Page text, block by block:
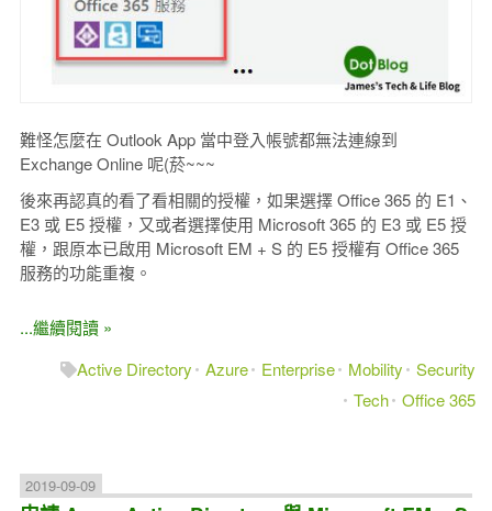
難怪怎麼在 Outlook App 當中登入帳號都無法連線到
Exchange Online 呢(菸~~~
後來再認真的看了看相關的授權，如果選擇 Office 365 的 E1、
E3 或 E5 授權，又或者選擇使用 Microsoft 365 的 E3 或 E5 授
權，跟原本已啟用 Microsoft EM + S 的 E5 授權有 Office 365
服務的功能重複。
...繼續閱讀 »
Active Directory
Azure Enterprise Mobility
Security
Tech Office 365
2019-09-09